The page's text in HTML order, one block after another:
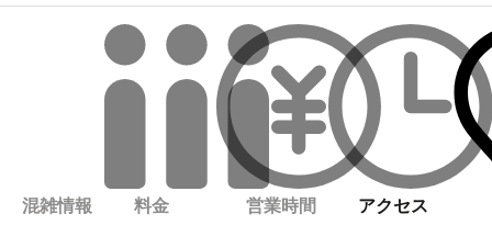
混雑情報 料金 営業時間 アクセス